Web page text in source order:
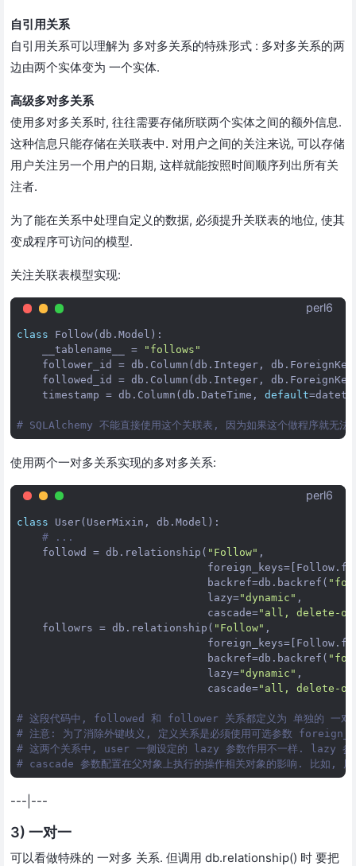
自引用关系
自引用关系可以理解为 多对多关系的特殊形式 : 多对多关系的两
边由两个实体变为 一个实体.
高级多对多关系
使用多对多关系时, 往往需要存储所联两个实体之间的额外信息.
这种信息只能存储在关联表中. 对用户之间的关注来说, 可以存储
用户关注另一个用户的日期, 这样就能按照时间顺序列出所有关
注者.
为了能在关系中处理自定义的数据, 必须提升关联表的地位, 使其
变成程序可访问的模型.
关注关联表模型实现:
perl6
class Follow( db . Model ):
__tablename__
=
"follows"
follower_id
= db . Column ( db . Integer , db . ForeignKey
followed_id
= db . Column ( db . Integer , db . ForeignKey
timestamp = db . Column ( db . DateTime , default=
# SQLAlchemy 不能直接使用这个关联表, 因为如果这个做程序就无
使用两个一对多关系实现的多对多关系:
perl6
class User( UserMixin , db . Model ):
# ...
followd
= db . relationship ( "Follow" ,
foreign_keys=[ Follow .
backref=db . backref (
lazy="dynamic" ,
cascade="all, delete-
followrs = db . relationship ( "Follow" ,
foreign_keys=[ Follow .
backref=db . backref (
lazy="dynamic" ,
cascade="all, delete-
# 这段代码中, followed 和 follower 关系都定义为 单独的 一
# 注意: 为了消除外键歧义, 定义关系是必须使用可选参数
# 这两个关系中, user 一侧设定的 lazy 参数作用不一样. lazy 参
# cascade 参数配置在父对象上执行的操作相关对象的影响. 比如,
---|---
3) 一对一
可以看做特殊的 一对多 关系. 但调用 db.relationship() 时 要把